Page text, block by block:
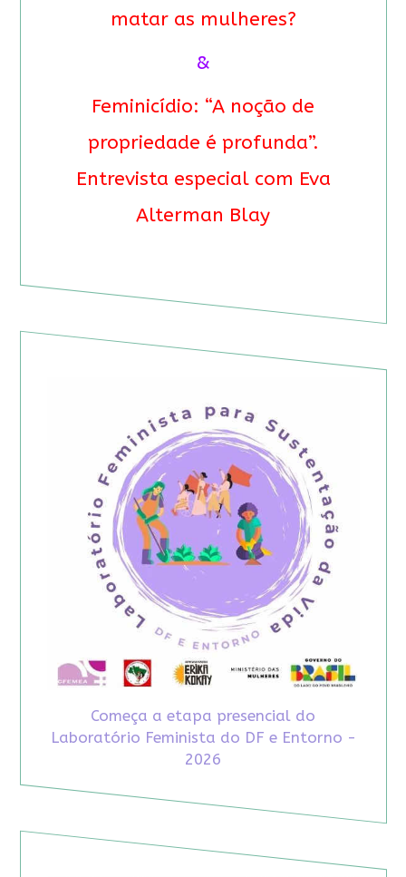
matar as mulheres?
&
Feminicídio: “A noção de
propriedade é profunda”.
Entrevista especial com Eva
Alterman Blay
Começa a etapa presencial do
Laboratório Feminista do DF e Entorno -
2026